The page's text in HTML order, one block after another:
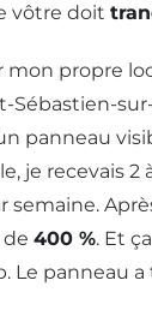
vôtre doit
mon propre
Sébastien-
panneau
je recevais 2
400 %. Et
Le panneau a